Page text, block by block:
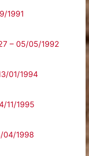
1991
– 05/05/1992
01/1994
11/1995
04/1998